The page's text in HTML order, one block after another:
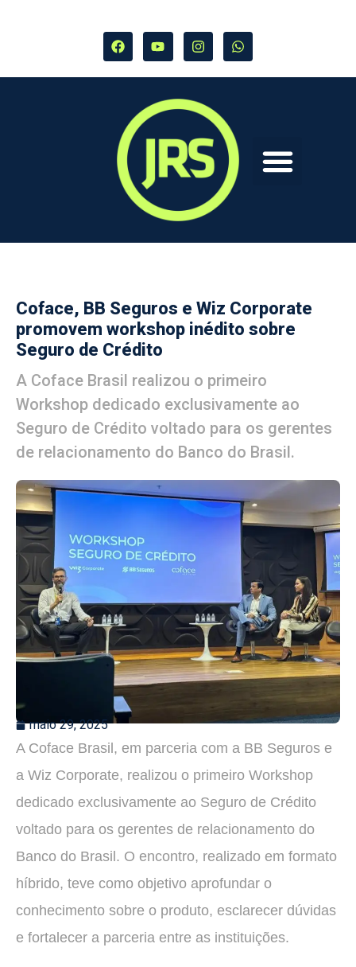
Coface, BB Seguros e Wiz Corporate
promovem workshop inédito sobre
Seguro de Crédito
A Coface Brasil realizou o primeiro
Workshop dedicado exclusivamente ao
Seguro de Crédito voltado para os gerentes
de relacionamento do Banco do Brasil.
maio 29, 2025
A Coface Brasil, em parceria com a BB Seguros e
a Wiz Corporate, realizou o primeiro Workshop
dedicado exclusivamente ao Seguro de Crédito
voltado para os gerentes de relacionamento do
Banco do Brasil. O encontro, realizado em formato
híbrido, teve como objetivo aprofundar o
conhecimento sobre o produto, esclarecer dúvidas
e fortalecer a parceria entre as instituições.